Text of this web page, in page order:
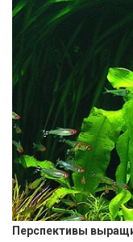
Перспективы